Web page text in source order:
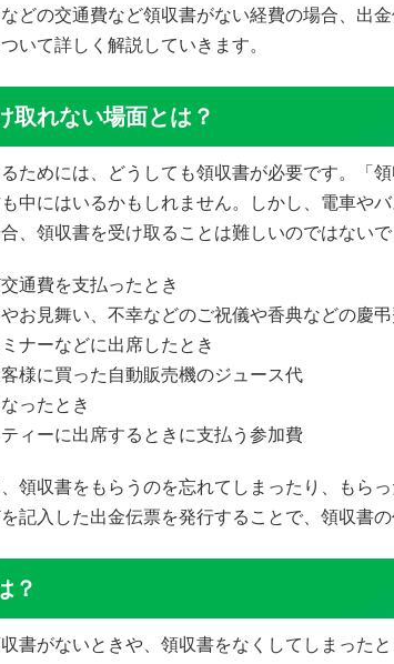
どの交通費など領収書がない経費の場合、出
いて詳しく解説していきます。
取れない場面とは？
ためには、どうしても領収書が必要です。「
中にはいるかもしれません。しかし、電車や
、領収書を受け取ることは難しいのではないで
通費を支払ったとき
やお見舞い、不幸などのご祝儀や香典などの慶
ナーなどに出席したとき
客様に買った自動販売機のジュース代
ったとき
ティーに出席するときに支払う参加費
、領収書をもらうのを忘れてしまったり、もら
記入した出金伝票を発行することで、領収書
？
書がないときや、領収書をなくしてしまった